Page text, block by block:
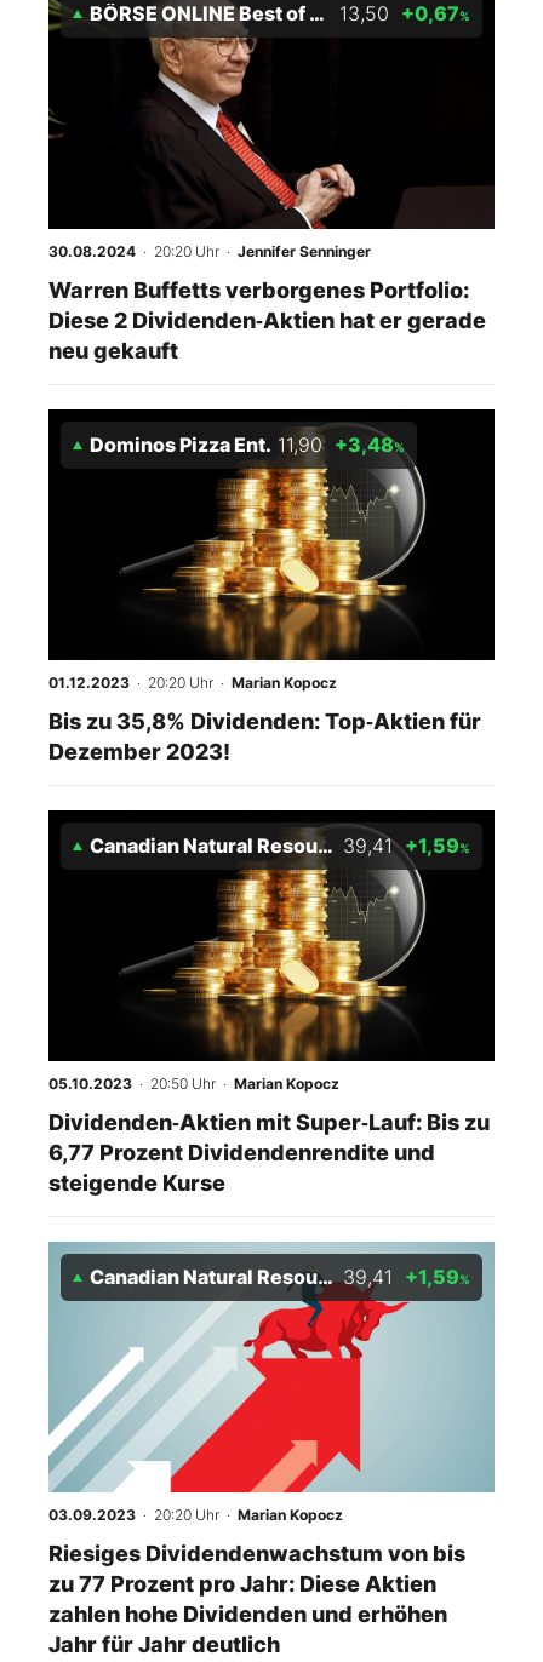
BÖRSE ONLINE Best of Billionaires Index NTR 05/29 13,50 +0,67%
30.08.2024 · 20:20 Uhr · Jennifer Senninger
Warren Buffetts verborgenes Portfolio:
Diese 2 Dividenden‑Aktien hat er gerade
neu gekauft
Dominos Pizza Ent. 11,90 +3,48%
01.12.2023 · 20:20 Uhr · Marian Kopocz
Bis zu 35,8% Dividenden: Top‑Aktien für
Dezember 2023!
Canadian Natural Resources 39,41 +1,59%
05.10.2023 · 20:50 Uhr · Marian Kopocz
Dividenden‑Aktien mit Super‑Lauf: Bis zu
6,77 Prozent Dividendenrendite und
steigende Kurse
Canadian Natural Resources 39,41 +1,59%
03.09.2023 · 20:20 Uhr · Marian Kopocz
Riesiges Dividendenwachstum von bis
zu 77 Prozent pro Jahr: Diese Aktien
zahlen hohe Dividenden und erhöhen
Jahr für Jahr deutlich